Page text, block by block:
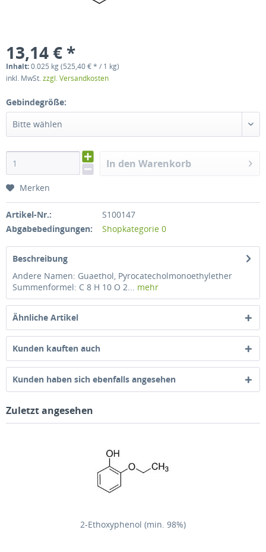
13,14 € *
Inhalt:0.025 kg (525,40 € * / 1 kg)
inkl. MwSt.zzgl. Versandkosten
Gebindegröße:
Bitte wählen
In den Warenkorb
Merken
Artikel-Nr.:
S100147
Abgabebedingungen:
Shopkategorie 0
Beschreibung
Andere Namen: Guaethol, Pyrocatecholmonoethylether
Summenformel: C 8 H 10 O 2... mehr
Ähnliche Artikel
Kunden kauften auch
Kunden haben sich ebenfalls angesehen
Zuletzt angesehen
2-Ethoxyphenol (min. 98%)